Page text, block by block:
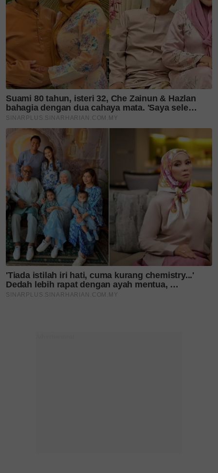
'Kejarlah ilmu, walau sejauh
mana pun...' Haroqs terima...
Tun Mahathir, Tun Hasmah
genap 70 tahun bersama,
pernah...
6 kali tukar sekolah bukan
halangan, Azu Shahadan
Khairul Aming bakal lancar
Sambal Nyet Bilis, sanggup
turun...